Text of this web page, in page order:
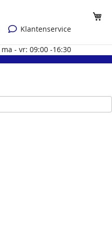
Klantenservice
ma - vr: 09:00 -16:30